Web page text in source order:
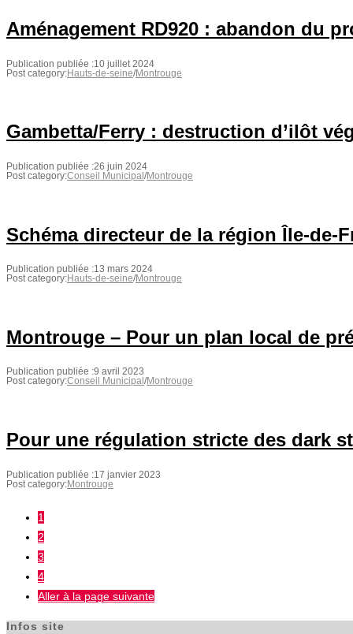
Aménagement RD920 : abandon du
Publication publiée :10 juillet 2024
Post category:Hauts-de-seine/Montrouge
Gambetta/Ferry : destruction d’ilôt
Publication publiée :26 juin 2024
Post category:Conseil Municipal /Montrouge
Schéma directeur de la région Île-de-
Publication publiée :13 mars 2024
Post category:Hauts-de-seine/Montrouge
Montrouge – Pour un plan local de
Publication publiée :9 avril 2023
Post category:Conseil Municipal /Montrouge
Pour une régulation stricte des dark
Publication publiée :17 janvier 2023
Post category:Montrouge
1
2
3
4
Aller à la page suivante
Infos site